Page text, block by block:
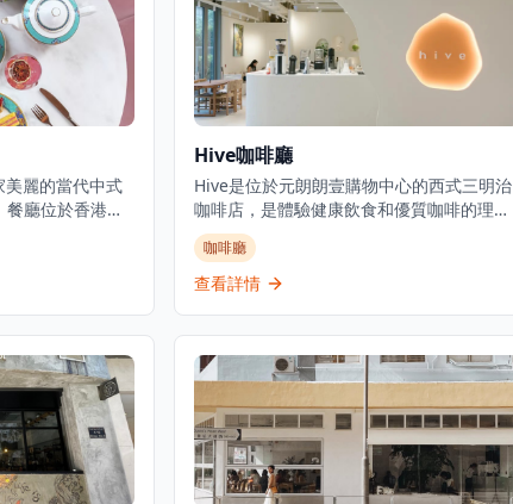
麗的當代中式
廳位於香港中
精美修復的
提供精緻而輕
吧和私人用餐
結合。
Hive咖啡廳
Hive是位於元朗朗壹購物中心的西式三明治
咖啡店，是體驗健康飲食和優質咖啡的理想
去處。咖啡廳專門提供咖啡、健康食品和飲
品，並設有健身元素，為注重健康生活方式
的客人提供全面的體驗。作為一家休閒餐飲
該咖啡廳以在元朗地區提供清新的咖啡廳用
餐體驗而聞名，為尋求優質咖啡和輕食的顧
客提供堂食和外賣選擇。無論是想要享受健
康早餐、悠閒午餐還是與朋友共度下午時
光，Hive都能提供完美的體驗，讓客人在現
代舒適的環境中享受美食與咖啡。
咖啡廳
查看詳情